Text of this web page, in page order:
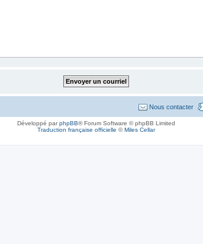
Nous contacter
Développé parphpBB® Forum Software © phpBB Limited
Traduction française officielle ©Miles Cellar